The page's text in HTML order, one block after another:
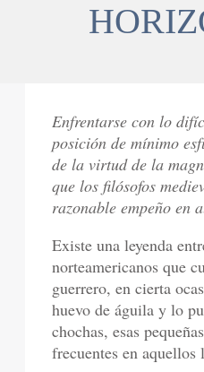
Enfrentarse con lo
posición de mínimo
de la virtud de la
que los filósofos
razonable empeño en
Existe una leyenda
norteamericanos que
guerrero, en cierta
huevo de águila y lo
chochas, esas
frecuentes en aquellos